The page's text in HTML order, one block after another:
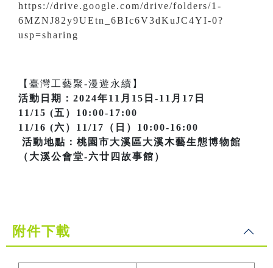
https://drive.google.com/drive/folders/1-
6MZNJ82y9UEtn_6BIc6V3dKuJC4YI-0?
usp=sharing
【臺灣工藝聚-漫遊永續】
活動日期：2024年11月15日-11月17日
11/15 (五）10:00-17:00
11/16 (六）11/17（日）10:00-16:00
活動地點：桃園市大溪區大溪木藝生態博物館
（大溪公會堂-六廿四故事館）
附件下載